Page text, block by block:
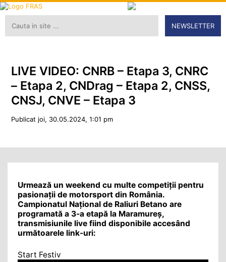
NEWSLETTER
LIVE VIDEO: CNRB – Etapa 3, CNRC
– Etapa 2, CNDrag – Etapa 2, CNSS,
CNSJ, CNVE – Etapa 3
Publicat joi, 30.05.2024, 1:01 pm
Urmează un weekend cu multe competiții pentru
pasionații de motorsport din România.
Campionatul Național de Raliuri Betano are
programată a 3-a etapă la Maramureș,
transmisiunile live fiind disponibile accesând
următoarele link-uri:
Start Festiv